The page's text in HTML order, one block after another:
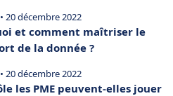
• 20 décembre 2022
et comment maîtriser le
de la donnée ?
• 20 décembre 2022
les PME peuvent-elles jouer